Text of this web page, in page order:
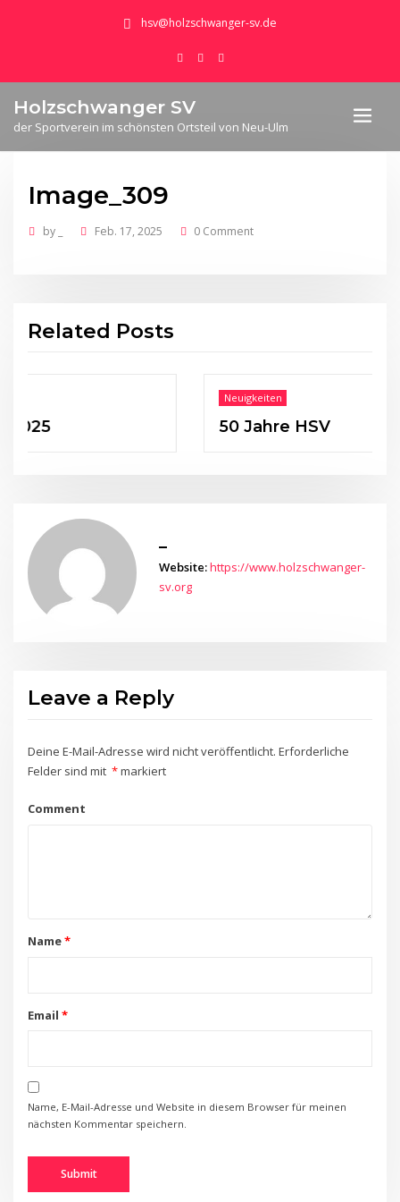
hsv@holzschwanger-sv.de
Holzschwanger SV
der Sportverein im schönsten Ortsteil von Neu-Ulm
Image_309
by Feb. 17, 2025 0 Comment
Related Posts
Neuigkeiten
50 Jahre HSV
_
Website:https://www.holzschwanger-
sv.org
Leave a Reply
Deine E-Mail-Adresse wird nicht veröffentlicht. Erforderliche
Felder sind mit *markiert
Comment
Name*
Email *
Name, E-Mail-Adresse und Website in diesem Browser für meinen
nächsten Kommentar speichern.